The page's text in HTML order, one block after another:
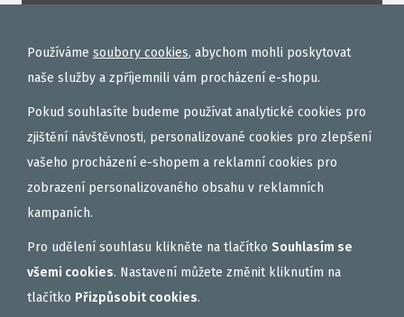
TEKUTÉ
OBALOVAČKY
VAŘENÝ PARTIKL
BIŽUTERIE NA MONTÁŽE
DÁRKOVÝ POUKAZ, DÁRKOVÁ KAZETA
AKČNÍ SETY
VNADÍCÍ, KRMÍTKOVÉ SMĚSI
Používáme soubory cookies, abychom mohli poskytovat
naše služby a zpříjemnili vám procházení e-shopu.
Pokud souhlasíte budeme používat analytické cookies pro
zjištění návštěvnosti, personalizované cookies pro zlepšení
vašeho procházení e-shopem a reklamní cookies pro
zobrazení personalizovaného obsahu v reklamních
kampaních.
Pro udělení souhlasu klikněte na tlačítko Souhlasím se
všemi cookies. Nastavení můžete změnit kliknutím na
tlačítko Přizpůsobit cookies.